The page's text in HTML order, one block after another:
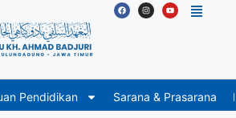
Pendidikan Sarana & Prasarana